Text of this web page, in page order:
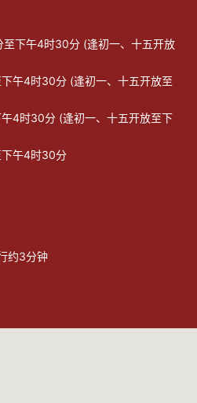
下午4时30分 (逢初一、十五开放
午4时30分 (逢初一、十五开放至
4时30分 (逢初一、十五开放至下
午4时30分
约3分钟